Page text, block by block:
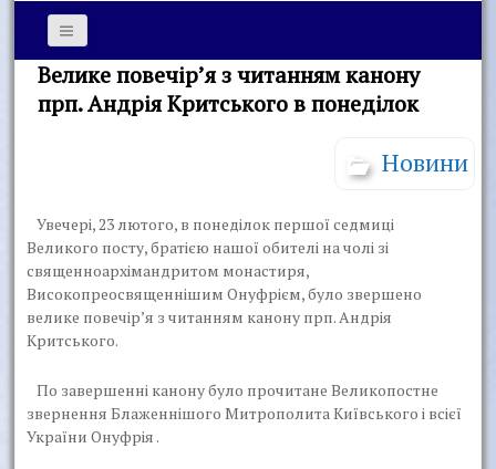
Велике повечір’я з читанням канону
прп. Андрія Критського в понеділок
Новини
Увечері, 23 лютого, в понеділок першої седмиці
Великого посту, братією нашої обителі на чолі зі
священноархімандритом монастиря,
Високопреосвященнішим Онуфрієм, було звершено
велике повечір’я з читанням канону прп. Андрія
Критського.
По завершенні канону було прочитане Великопостне
звернення Блаженнішого Митрополита Київського і всієї
України Онуфрія .